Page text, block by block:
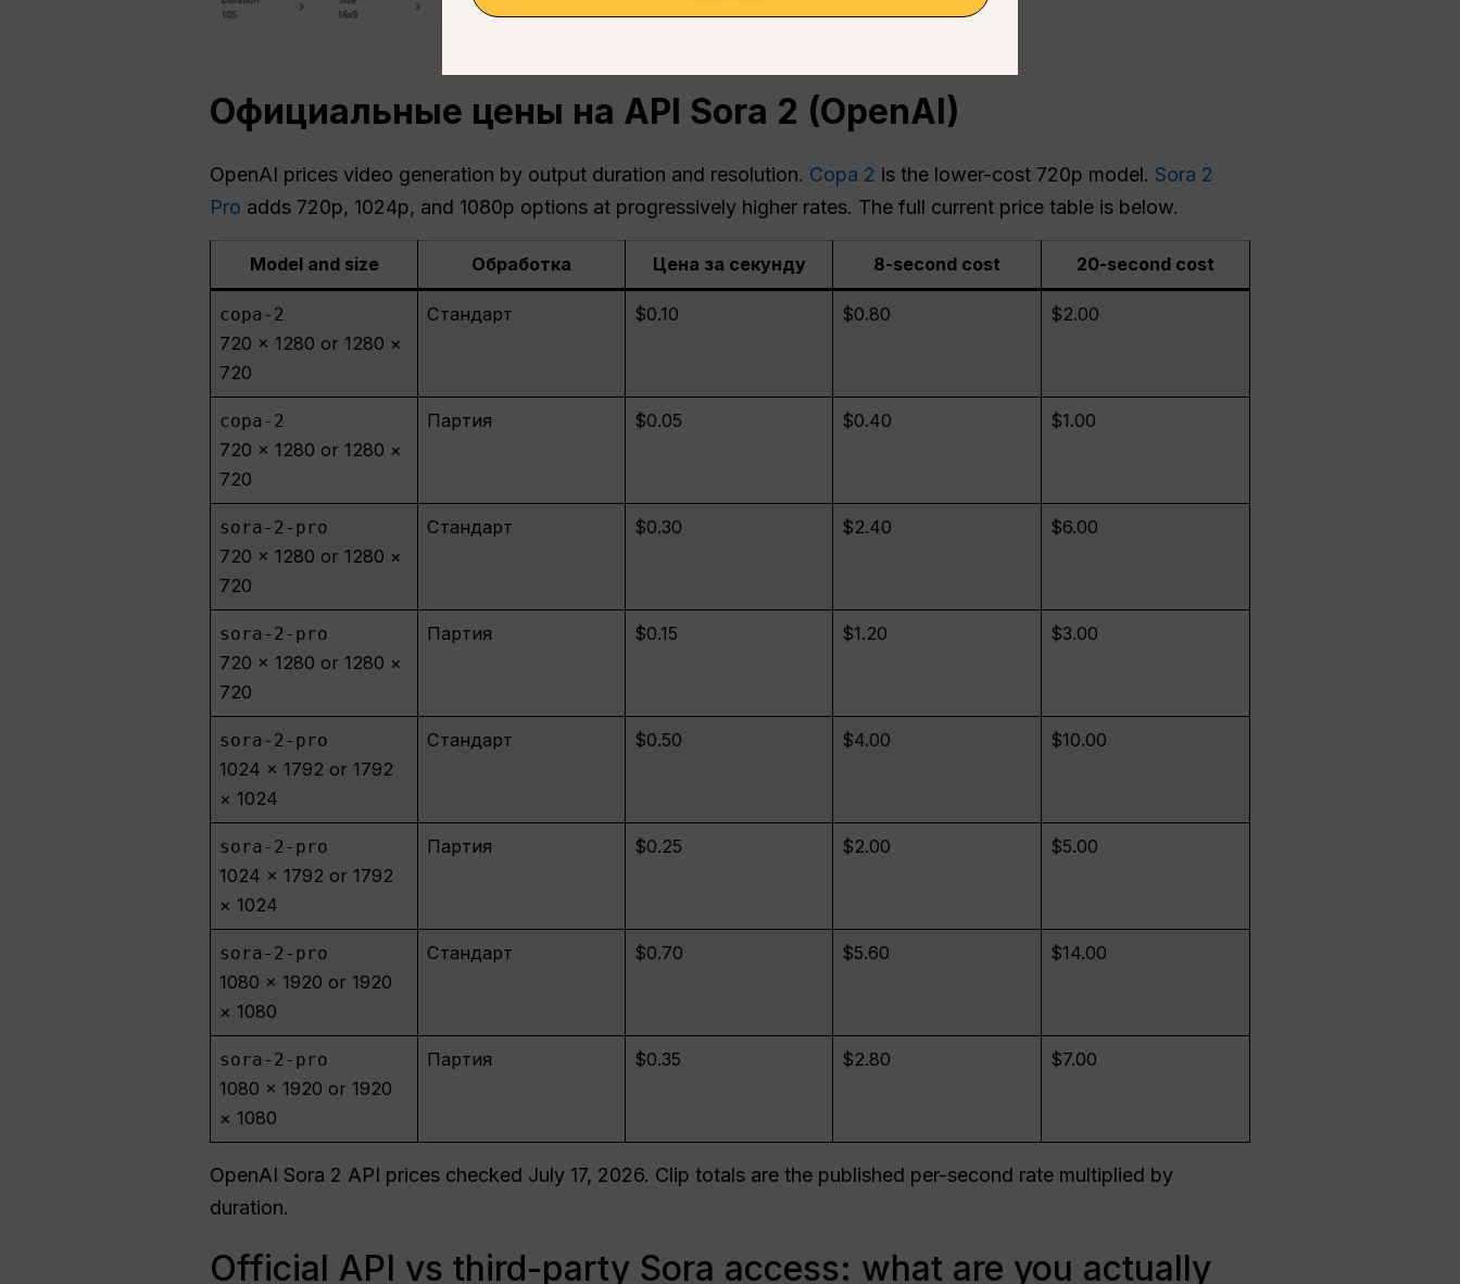
Официальные цены на API Sora 2 (OpenAI)
OpenAI prices video generation by output duration and resolution. Сора 2 is the lower-cost 720p model. Sora 2
Pro adds 720p, 1024p, and 1080p options at progressively higher rates. The full current price table is below.
Model and size Обработка Цена за секунду 8-second cost 20-second cost
сора-2
720 × 1280 or 1280 ×
720
Стандарт $0.10 $0.80 $2.00
сора-2
720 × 1280 or 1280 ×
720
Партия $0.05 $0.40 $1.00
sora-2-pro
720 × 1280 or 1280 ×
720
Стандарт $0.30 $2.40 $6.00
sora-2-pro
720 × 1280 or 1280 ×
720
Партия $0.15 $1.20 $3.00
sora-2-pro
1024 × 1792 or 1792
× 1024
Стандарт $0.50 $4.00 $10.00
sora-2-pro
1024 × 1792 or 1792
× 1024
Партия $0.25 $2.00 $5.00
sora-2-pro
1080 × 1920 or 1920
× 1080
Стандарт $0.70 $5.60 $14.00
sora-2-pro
1080 × 1920 or 1920
× 1080
Партия $0.35 $2.80 $7.00
OpenAI Sora 2 API prices checked July 17, 2026. Clip totals are the published per-second rate multiplied by
duration.
Official API vs third-party Sora access: what are you actually